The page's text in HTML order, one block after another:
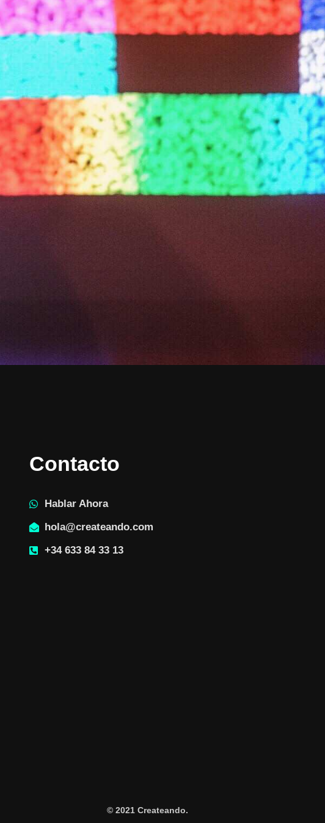
Contacto
Hablar Ahora
hola@createando.com
+34 633 84 33 13
© 2021 Createando.